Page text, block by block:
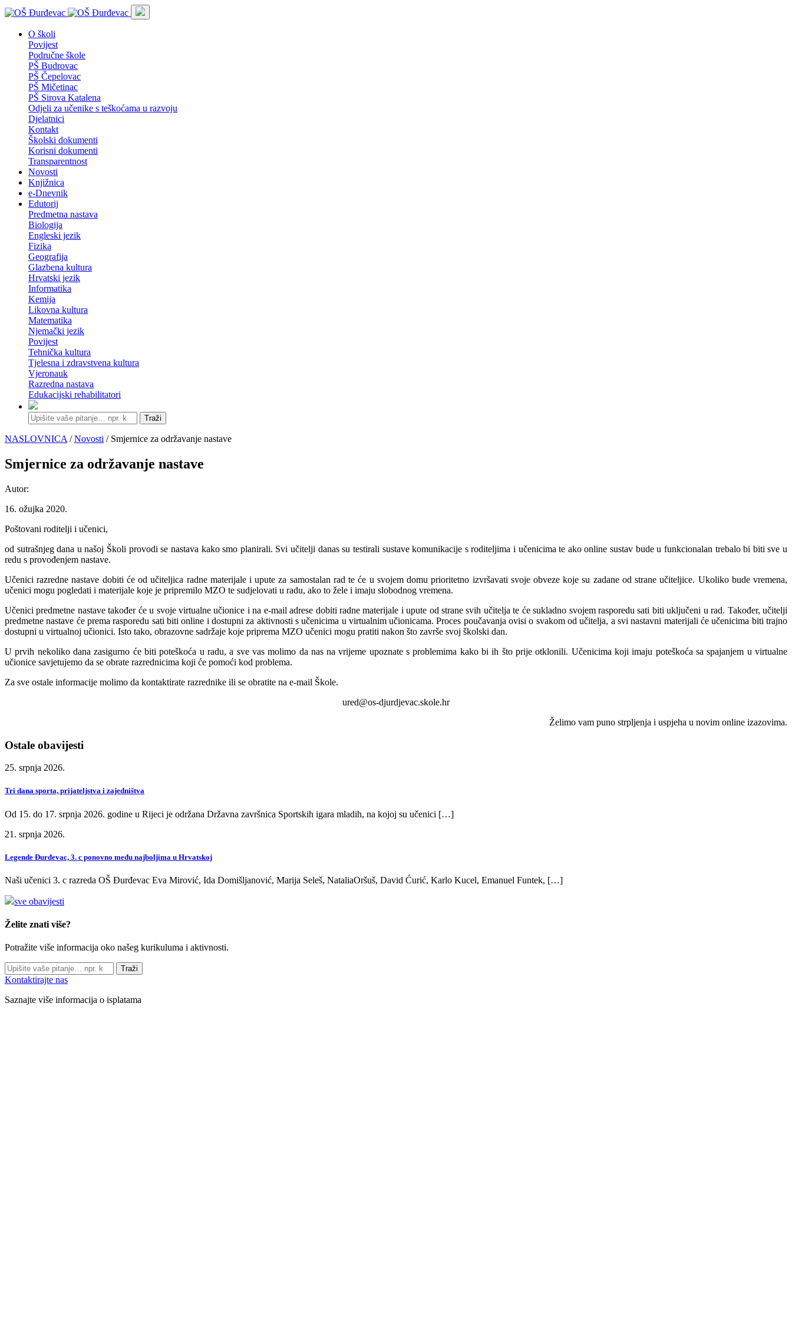
O školi
Povijest
Područne škole
PŠ Budrovac
PŠ Čepelovac
PŠ Mičetinac
PŠ Sirova Katalena
Odjeli za učenike s teškoćama u razvoju
Djelatnici
Kontakt
Školski dokumenti
Korisni dokumenti
Transparentnost
Novosti
Knjižnica
e-Dnevnik
Edutorij
Predmetna nastava
Biologija
Engleski jezik
Fizika
Geografija
Glazbena kultura
Hrvatski jezik
Informatika
Kemija
Likovna kultura
Matematika
Njemački jezik
Povijest
Tehnička kultura
Tjelesna i zdravstvena kultura
Vjeronauk
Razredna nastava
Edukacijski rehabilitatori
Traži
NASLOVNICA /Novosti / Smjernice za održavanje nastave
Smjernice za održavanje nastave
Autor:
16. ožujka 2020.
Poštovani roditelji i učenici,
od sutrašnjeg dana u našoj Školi provodi se nastava kako smo planirali. Svi učitelji danas su testirali sustave komunikacije s roditeljima i učenicima te ako online sustav bude u funkcionalan trebalo bi biti sve u
redu s provođenjem nastave.
Učenici razredne nastave dobiti će od učiteljica radne materijale i upute za samostalan rad te će u svojem domu prioritetno izvršavati svoje obveze koje su zadane od strane učiteljice. Ukoliko bude vremena,
učenici mogu pogledati i materijale koje je pripremilo MZO te sudjelovati u radu, ako to žele i imaju slobodnog vremena.
Učenici predmetne nastave također će u svoje virtualne učionice i na e-mail adrese dobiti radne materijale i upute od strane svih učitelja te će sukladno svojem rasporedu sati biti uključeni u rad. Također, učitelji
predmetne nastave će prema rasporedu sati biti online i dostupni za aktivnosti s učenicima u virtualnim učionicama. Proces poučavanja ovisi o svakom od učitelja, a svi nastavni materijali će učenicima biti trajno
dostupni u virtualnoj učionici. Isto tako, obrazovne sadržaje koje priprema MZO učenici mogu pratiti nakon što završe svoj školski dan.
U prvih nekoliko dana zasigurno će biti poteškoća u radu, a sve vas molimo da nas na vrijeme upoznate s problemima kako bi ih što prije otklonili. Učenicima koji imaju poteškoća sa spajanjem u virtualne
učionice savjetujemo da se obrate razrednicima koji će pomoći kod problema.
Za sve ostale informacije molimo da kontaktirate razrednike ili se obratite na e-mail Škole.
ured@os-djurdjevac.skole.hr
Želimo vam puno strpljenja i uspjeha u novim online izazovima.
Ostale obavijesti
25. srpnja 2026.
Tri dana sporta, prijateljstva i zajedništva
Od 15. do 17. srpnja 2026. godine u Rijeci je održana Državna završnica Sportskih igara mladih, na kojoj su učenici […]
21. srpnja 2026.
Legende Đurđevac, 3. c ponovno među najboljima u Hrvatskoj
Naši učenici 3. c razreda OŠ Đurđevac Eva Mirović, Ida Domišljanović, Marija Seleš, NataliaOršuš, David Ćurić, Karlo Kucel, Emanuel Funtek, […]
sve obavijesti
Želite znati više?
Potražite više informacija oko našeg kurikuluma i aktivnosti.
Traži
Kontaktirajte nas
Saznajte više informacija o isplatama